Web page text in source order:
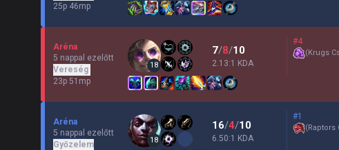
25p 46mp
Aréna
5 nappal ezelőtt
Vereség
23p 51mp
18
7/8/10
2.13:1 KDA
#4
(Krugs
Aréna
5 nappal ezelőtt
Győzelem
18
16/4/10
6.50:1 KDA
#1
(Raptors